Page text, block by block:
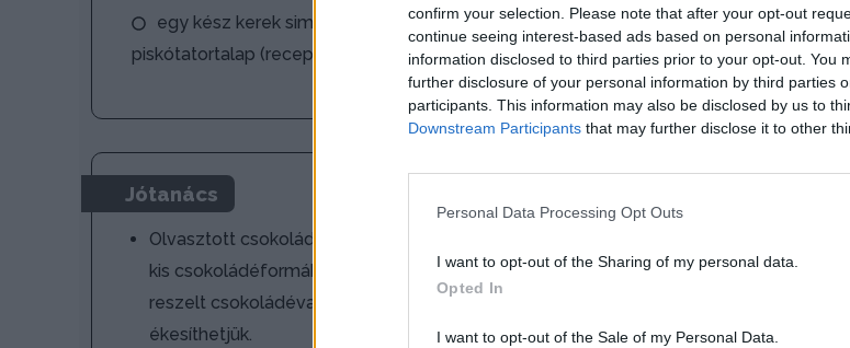
confirm your selection. Please note that after your opt-out
continue seeing interest-based ads based on personal
information disclosed to third parties prior to your opt-out. You
further disclosure of your personal information by third parties
participants. This information may also be disclosed by us to
Downstream Participants that may further disclose it to other
Personal Data Processing Opt Outs
I want to opt-out of the Sharing of my personal data.
Opted In
I want to opt-out of the Sale of my Personal Data.
egy kész kerek sima vagy kakaós
piskótatortalap (receptjét lásd külön)
Jótanács
Olvasztott csokoládéból készített
kis csokoládéformákkal vagy
reszelt csokoládéval is
ékesíthetjük.